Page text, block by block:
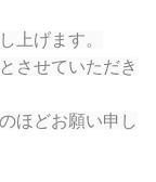
上げます。
させていただき
ほどお願い申し